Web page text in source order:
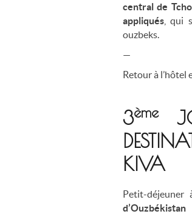
central de
appliqués , qui
ouzbeks.
—
Retour à l’hôtel
3ème
KIVA
Petit-déjeuner
d’Ouzbékistan